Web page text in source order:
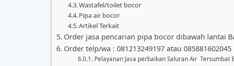
Wastafel/toilet bocor
Pipa air bocor
Artikel Terkait
Order jasa pencarian pipa bocor dibawah lantai
Order telp/wa : 081213249197 atau 085881602045
Pelayanan Jasa perbaikan Saluran Air Tersumbat